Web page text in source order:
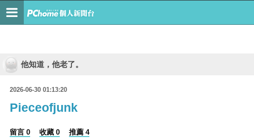
他知道，他老了。
2026-06-30 01:13:20
Pieceofjunk
留言 0 收藏 0 推薦 4